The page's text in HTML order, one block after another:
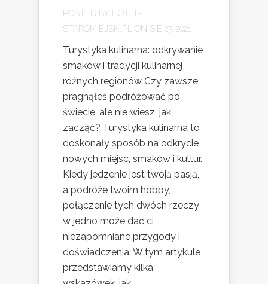
POSTED BY HOTEL-
STAROMIEJSKI.PL
ON SIE 27, 2021
Turystyka kulinarna: odkrywanie
smaków i tradycji kulinarnej
różnych regionów Czy zawsze
pragnąłeś podróżować po
świecie, ale nie wiesz, jak
zacząć? Turystyka kulinarna to
doskonały sposób na odkrycie
nowych miejsc, smaków i kultur.
Kiedy jedzenie jest twoją pasją,
a podróże twoim hobby,
połączenie tych dwóch rzeczy
w jedno może dać ci
niezapomniane przygody i
doświadczenia. W tym artykule
przedstawiamy kilka